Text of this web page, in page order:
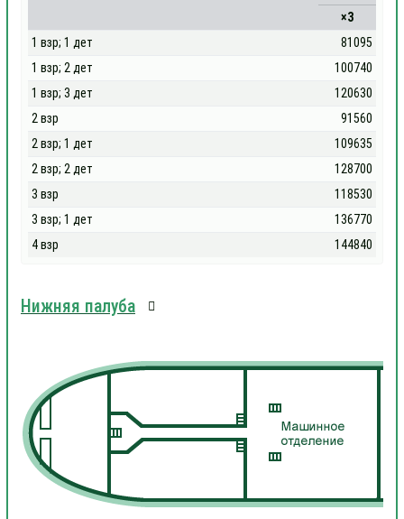
×3
1 взр; 1 дет
81095
1 взр; 2 дет
100740
1 взр; 3 дет
120630
2 взр
91560
2 взр; 1 дет
109635
2 взр; 2 дет
128700
3 взр
118530
3 взр; 1 дет
136770
4 взр
144840
Нижняя палуба